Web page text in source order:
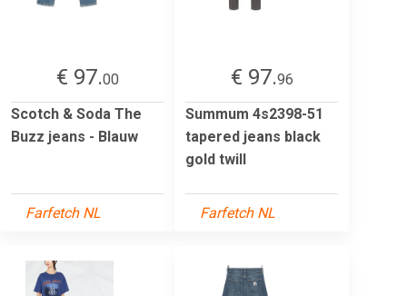
€ 97.00
Scotch & Soda The
Buzz jeans - Blauw
Farfetch NL
€ 97.96
Summum 4s2398-51
tapered jeans black
gold twill
Farfetch NL